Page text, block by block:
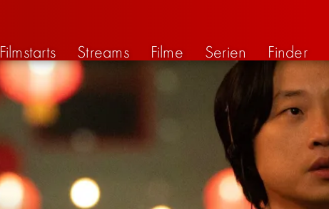
Filmstarts Streams Filme Serien Finder